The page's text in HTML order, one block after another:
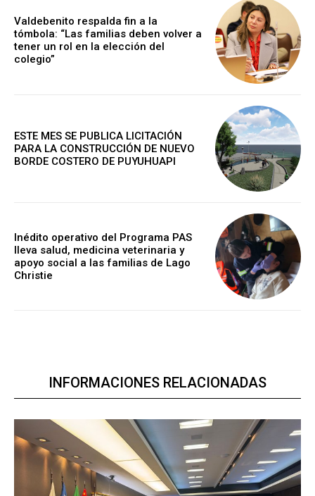
Valdebenito respalda fin a la
tómbola: “Las familias deben volver a
tener un rol en la elección del
colegio”
ESTE MES SE PUBLICA LICITACIÓN
PARA LA CONSTRUCCIÓN DE NUEVO
BORDE COSTERO DE PUYUHUAPI
Inédito operativo del Programa PAS
lleva salud, medicina veterinaria y
apoyo social a las familias de Lago
Christie
INFORMACIONES RELACIONADAS